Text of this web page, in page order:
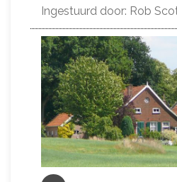
Ingestuurd door: Rob